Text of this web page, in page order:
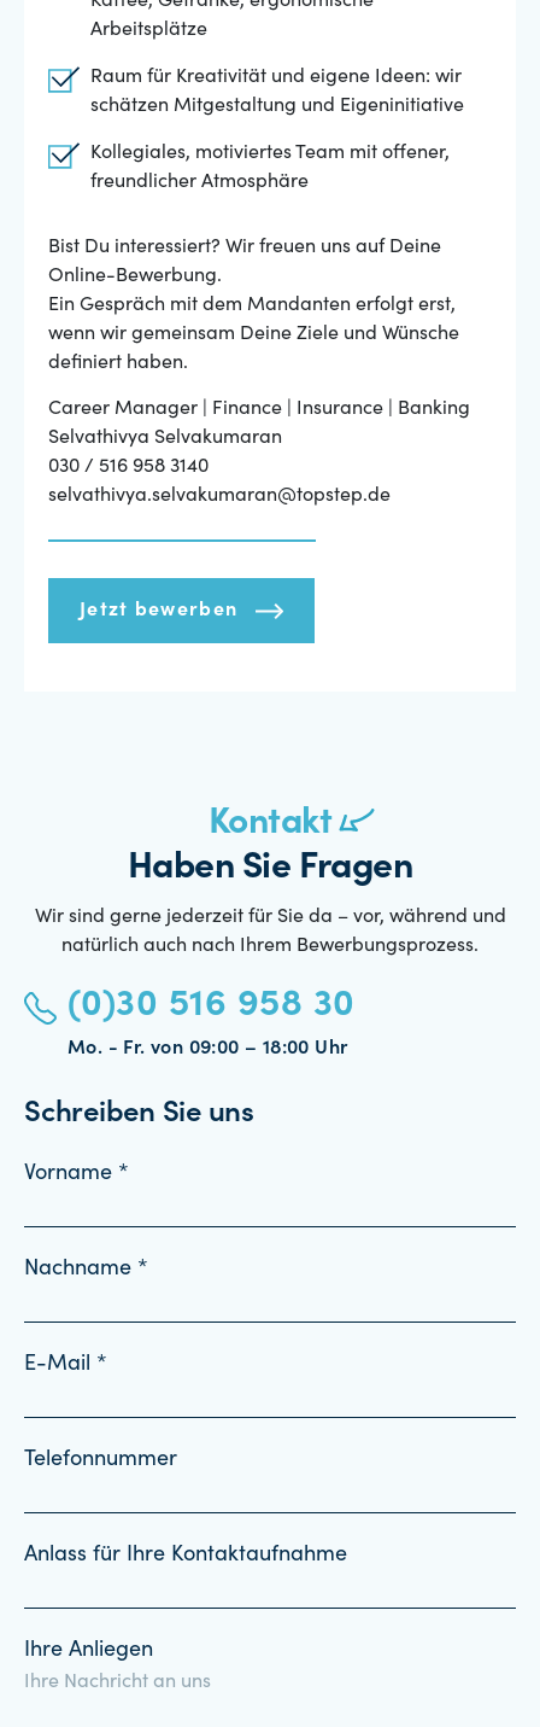
Arbeitsplätze
Raum für Kreativität und eigene Ideen: wir
schätzen Mitgestaltung und Eigeninitiative
Kollegiales, motiviertes Team mit offener,
freundlicher Atmosphäre
Bist Du interessiert? Wir freuen uns auf Deine
Online-Bewerbung.
Ein Gespräch mit dem Mandanten erfolgt erst,
wenn wir gemeinsam Deine Ziele und Wünsche
definiert haben.
Career Manager | Finance | Insurance | Banking
Selvathivya Selvakumaran
030 / 516 958 3140
selvathivya.selvakumaran@topstep.de
Jetzt bewerben
Kontakt
Haben Sie Fragen
Wir sind gerne jederzeit für Sie da – vor, während und
natürlich auch nach Ihrem Bewerbungsprozess.
(0)30 516 958 30
Mo. - Fr. von 09:00 – 18:00 Uhr
Schreiben Sie uns
Vorname *
Nachname *
E-Mail *
Telefonnummer
Anlass für Ihre Kontaktaufnahme
Ihre Anliegen